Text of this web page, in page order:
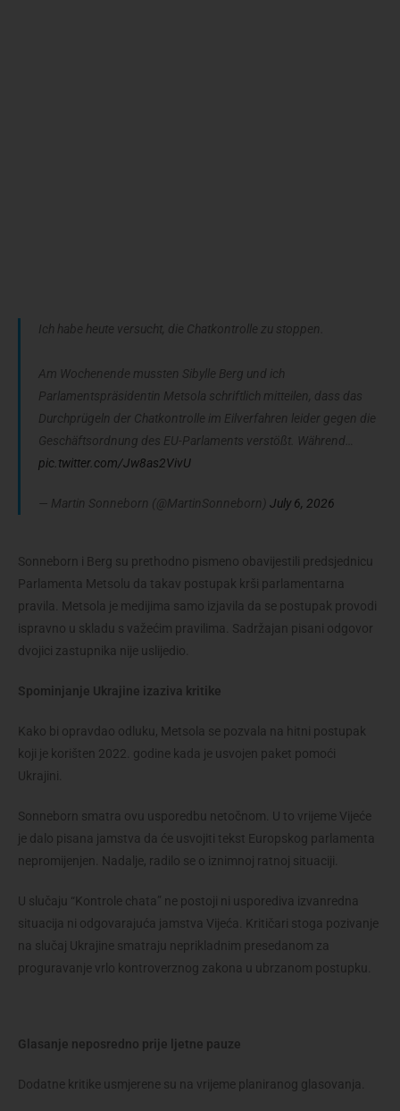
Ich habe heute versucht, die Chatkontrolle zu stoppen.
Am Wochenende mussten Sibylle Berg und ich
Parlamentspräsidentin Metsola schriftlich mitteilen, dass das
Durchprügeln der Chatkontrolle im Eilverfahren leider gegen die
Geschäftsordnung des EU-Parlaments verstößt. Während…
pic.twitter.com/Jw8as2VivU
— Martin Sonneborn (@MartinSonneborn) July 6, 2026
Sonneborn i Berg su prethodno pismeno obavijestili predsjednicu
Parlamenta Metsolu da takav postupak krši parlamentarna
pravila. Metsola je medijima samo izjavila da se postupak provodi
ispravno u skladu s važećim pravilima. Sadržajan pisani odgovor
dvojici zastupnika nije uslijedio.
Spominjanje Ukrajine izaziva kritike
Kako bi opravdao odluku, Metsola se pozvala na hitni postupak
koji je korišten 2022. godine kada je usvojen paket pomoći
Ukrajini.
Sonneborn smatra ovu usporedbu netočnom. U to vrijeme Vijeće
je dalo pisana jamstva da će usvojiti tekst Europskog parlamenta
nepromijenjen. Nadalje, radilo se o iznimnoj ratnoj situaciji.
U slučaju “Kontrole chata” ne postoji ni usporediva izvanredna
situacija ni odgovarajuća jamstva Vijeća. Kritičari stoga pozivanje
na slučaj Ukrajine smatraju neprikladnim presedanom za
proguravanje vrlo kontroverznog zakona u ubrzanom postupku.
Glasanje neposredno prije ljetne pauze
Dodatne kritike usmjerene su na vrijeme planiranog glasovanja.